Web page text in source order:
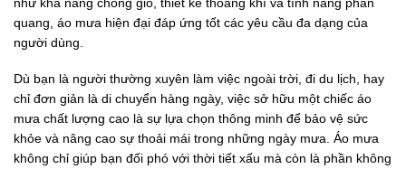
quang, áo mưa hiện đại đáp ứng tốt các yêu cầu đa dạng của
người dùng.
Dù bạn là người thường xuyên làm việc ngoài trời, đi du lịch, hay
chỉ đơn giản là di chuyển hàng ngày, việc sở hữu một chiếc áo
mưa chất lượng cao là sự lựa chọn thông minh để bảo vệ sức
khỏe và nâng cao sự thoải mái trong những ngày mưa. Áo mưa
không chỉ giúp bạn đối phó với thời tiết xấu mà còn là phần không